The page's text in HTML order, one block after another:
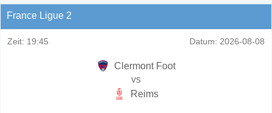
France Ligue 2
Zeit: 19:45 Datum: 2026-08-08
Clermont Foot
vs
Reims